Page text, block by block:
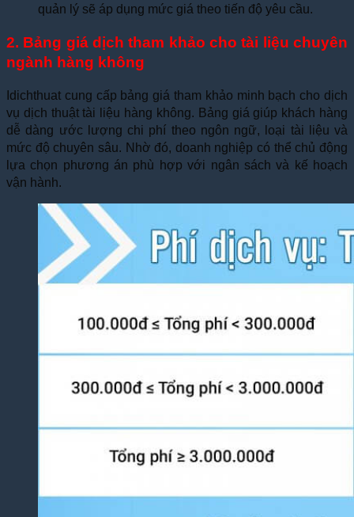
quản lý sẽ áp dụng mức giá theo tiến độ yêu cầu.
2. Bảng giá dịch tham khảo cho tài liệu chuyên
ngành hàng không
Idichthuat cung cấp bảng giá tham khảo minh bạch cho dịch
vụ dịch thuật tài liệu hàng không. Bảng giá giúp khách hàng
dễ dàng ước lượng chi phí theo ngôn ngữ, loại tài liệu và
mức độ chuyên sâu. Nhờ đó, doanh nghiệp có thể chủ động
lựa chọn phương án phù hợp với ngân sách và kế hoạch
vận hành.